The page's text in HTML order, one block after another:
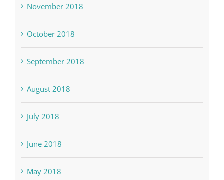
November 2018
October 2018
September 2018
August 2018
July 2018
June 2018
May 2018